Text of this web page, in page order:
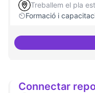
Treballem el pla
Formació i
Connectar